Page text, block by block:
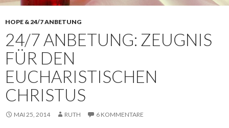
HOPE & 24/7 ANBETUNG
24/7 ANBETUNG: ZEUGNIS
FÜR DEN
EUCHARISTISCHEN
CHRISTUS
MAI 25, 2014 RUTH 6 KOMMENTARE